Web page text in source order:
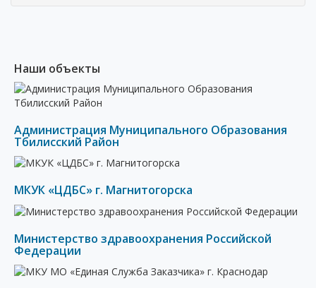
Наши объекты
Администрация Муниципального Образования
Тбилисский Район
МКУК «ЦДБС» г. Магнитогорска
Министерство здравоохранения Российской
Федерации